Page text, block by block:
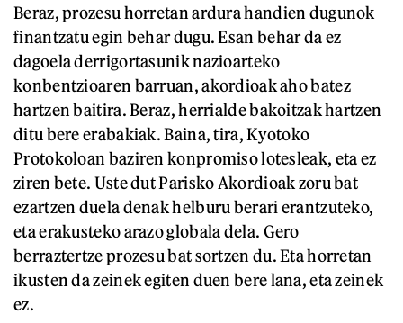
Beraz, prozesu horretan ardura handien dugunok
finantzatu egin behar dugu. Esan behar da ez
dagoela derrigortasunik nazioarteko
konbentzioaren barruan, akordioak aho batez
hartzen baitira. Beraz, herrialde bakoitzak hartzen
ditu bere erabakiak. Baina, tira, Kyotoko
Protokoloan baziren konpromiso lotesleak, eta ez
ziren bete. Uste dut Parisko Akordioak zoru bat
ezartzen duela denak helburu berari erantzuteko,
eta erakusteko arazo globala dela. Gero
berraztertze prozesu bat sortzen du. Eta horretan
ikusten da zeinek egiten duen bere lana, eta zeinek
ez.